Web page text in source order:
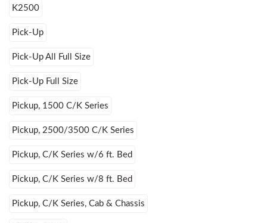
K2500
Pick-Up
Pick-Up All Full Size
Pick-Up Full Size
Pickup, 1500 C/K Series
Pickup, 2500/3500 C/K Series
Pickup, C/K Series w/6 ft. Bed
Pickup, C/K Series w/8 ft. Bed
Pickup, C/K Series, Cab & Chassis